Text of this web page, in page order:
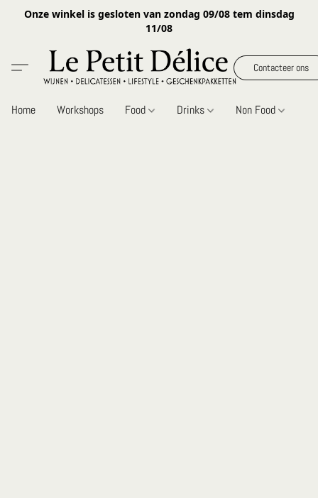
Onze winkel is gesloten van zondag 09/08 tem dinsdag
11/08
Contacteer ons
Home Workshops Food Drinks Non Food